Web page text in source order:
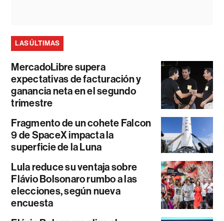
LAS ÚLTIMAS
MercadoLibre supera
expectativas de facturación y
ganancia neta en el segundo
trimestre
Fragmento de un cohete Falcon
9 de SpaceX impacta la
superficie de la Luna
Lula reduce su ventaja sobre
Flávio Bolsonaro rumbo a las
elecciones, según nueva
encuesta